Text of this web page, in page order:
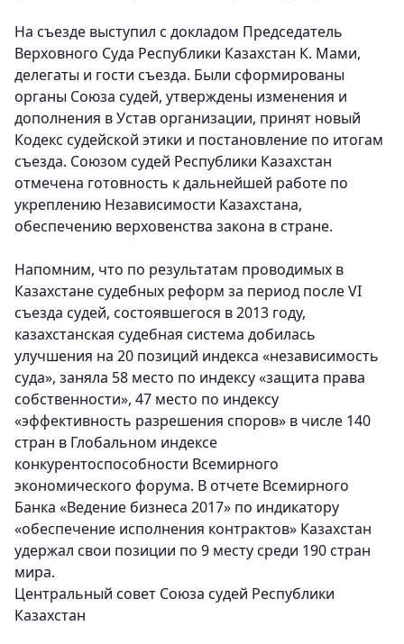
На съезде выступил с докладом Председатель
Верховного Суда Республики Казахстан К. Мами,
делегаты и гости съезда. Были сформированы
органы Союза судей, утверждены изменения и
дополнения в Устав организации, принят новый
Кодекс судейской этики и постановление по итогам
съезда. Союзом судей Республики Казахстан
отмечена готовность к дальнейшей работе по
укреплению Независимости Казахстана,
обеспечению верховенства закона в стране.
Напомним, что по результатам проводимых в
Казахстане судебных реформ за период после VI
съезда судей, состоявшегося в 2013 году,
казахстанская судебная система добилась
улучшения на 20 позиций индекса «независимость
суда», заняла 58 место по индексу «защита права
собственности», 47 место по индексу
«эффективность разрешения споров» в числе 140
стран в Глобальном индексе
конкурентоспособности Всемирного
экономического форума. В отчете Всемирного
Банка «Ведение бизнеса 2017» по индикатору
«обеспечение исполнения контрактов» Казахстан
удержал свои позиции по 9 месту среди 190 стран
мира.
Центральный совет Союза судей Республики
Казахстан